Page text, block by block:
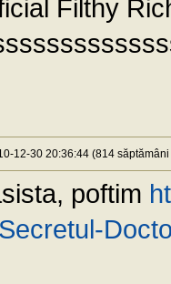
Filthy
12-30 20:36:44 (814
poftim